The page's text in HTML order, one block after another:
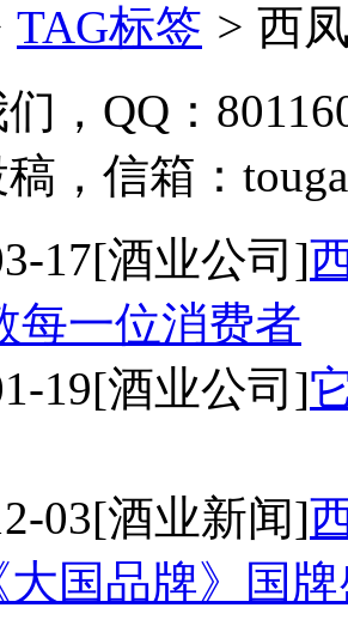
TAG标签 > 西
，QQ：
，信箱：
17[酒业公司]
每一位消费者
19[酒业公司]
03[酒业新闻]
大国品牌》国